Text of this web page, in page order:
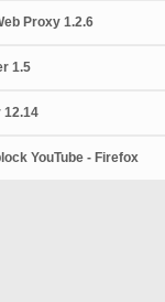
Proxy 1.2.6
1.5
12.14
YouTube - Firefox